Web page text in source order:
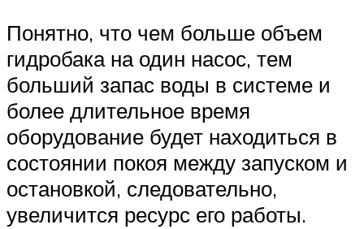
Понятно, что чем больше объем
гидробака на один насос, тем
больший запас воды в системе и
более длительное время
оборудование будет находиться в
состоянии покоя между запуском и
остановкой, следовательно,
увеличится ресурс его работы.